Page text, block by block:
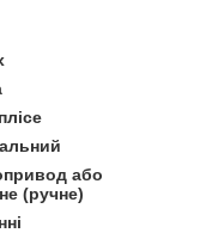
або
(ручне)